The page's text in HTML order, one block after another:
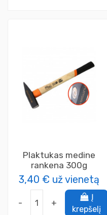
Plaktukas medine
rankena 300g
3,40 € už vienetą
- +
Į
krepšelį